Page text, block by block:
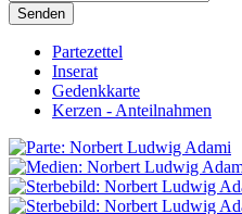
Partezettel
Inserat
Gedenkkarte
Kerzen - Anteilnahmen